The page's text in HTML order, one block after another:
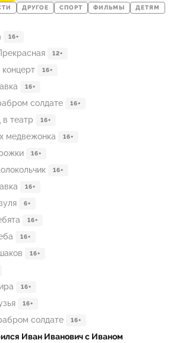
ДРУГОЕ СПОРТ ФИЛЬМЫ ДЕТЯМ
16+
12+
16+
16+
солдате 16+
в театр 16+
медвежонка 16+
16+
16+
16+
6+
16+
16+
16+
16+
16+
солдате 16+
Иван Иванович с Иваном